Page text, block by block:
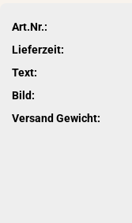
Art.Nr.:
Lieferzeit:
Text:
Bild:
Versand Gewicht: